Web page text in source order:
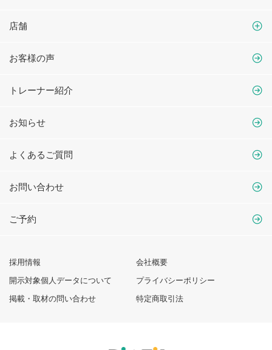
店舗
お客様の声
トレーナー紹介
お知らせ
よくあるご質問
お問い合わせ
ご予約
採用情報
会社概要
開示対象個人データについて
プライバシーポリシー
掲載・取材の問い合わせ
特定商取引法